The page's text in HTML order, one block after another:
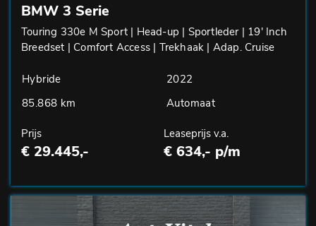
BMW 3 Serie
Touring 330e M Sport | Head-up | Sportleder | 19' Inch
Breedset | Comfort Access | Trekhaak | Adap. Cruise
Hybride
2022
85.868 km
Automaat
Prijs
€ 29.445,-
Leaseprijs v.a.
€ 634,- p/m